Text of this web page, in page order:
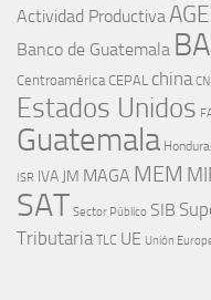
Actividad Productiva
Banco de Guatemala
Centroamérica CEPAL china
Estados Unidos
Guatemala
ISR IVA JM MAGA MEM
SAT Sector Público SIB
Tributaria TLC UE Unión